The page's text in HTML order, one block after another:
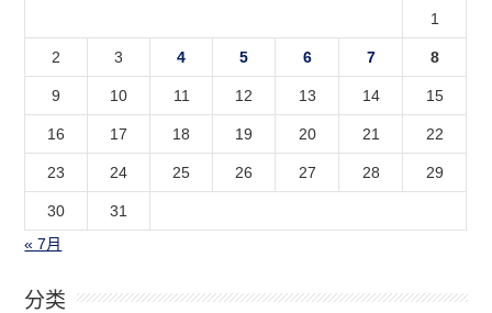
1
2 3 4 5 6 7 8
9 10 11 12 13 14 15
16 17 18 19 20 21 22
23 24 25 26 27 28 29
30
31
« 7月
分类